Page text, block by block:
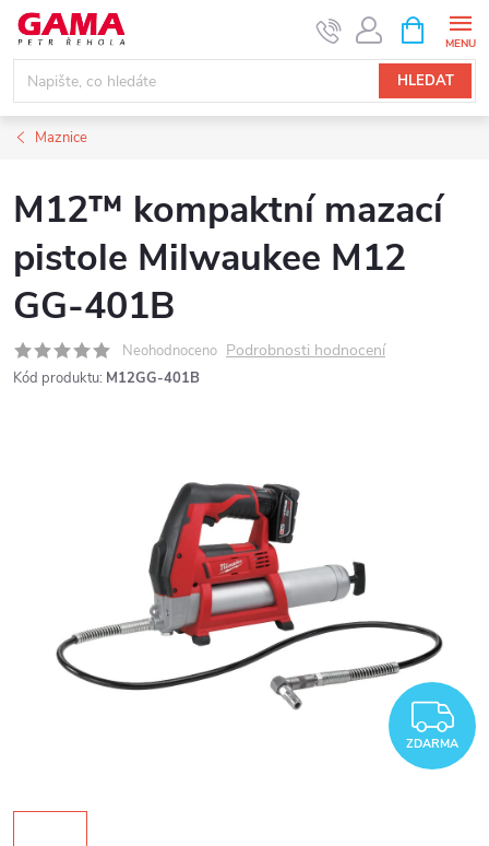
Přejít
obsah
HLEDAT
NÁKUPNÍ
KOŠÍK
Maznice
M12™ kompaktní mazací
pistole Milwaukee M12
GG-401B
Neohodnoceno Podrobnosti hodnocení
Kód produktu: M12GG-401B
ZDARMA